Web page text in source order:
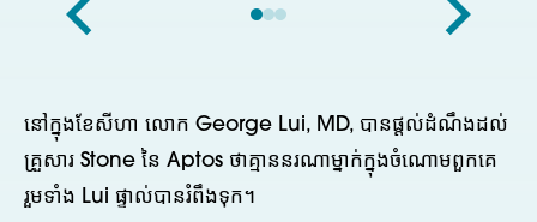
នៅក្នុងខែសីហា លោក George Lui, MD, បានផ្តល់ដំណឹងដល់
គ្រួសារ Stone នៃ Aptos ថាគ្មាននរណាម្នាក់ក្នុងចំណោមពួកគេ
រួមទាំង Lui ផ្ទាល់បានរំពឹងទុក។